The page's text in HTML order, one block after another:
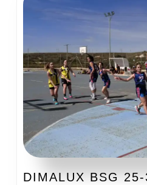
DIMALUX BSG 25-